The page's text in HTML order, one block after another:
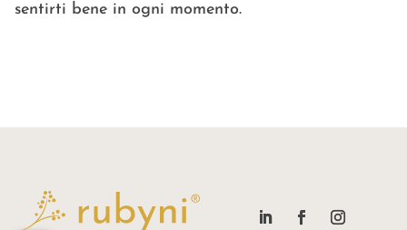
sentirti bene in ogni momento.